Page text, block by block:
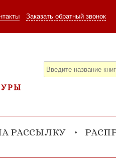
Заказать обратный звонок
РАССЫЛКУ